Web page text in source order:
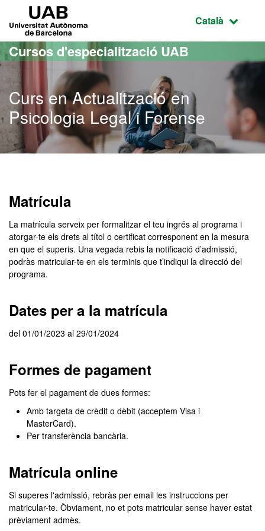
Ves al contingut principal
Ves a la navegació de la pàgina
Idioma
Català
Cursos d'especialització UAB
Curs en Actualització en
Psicologia Legal i Forense
Matrícula
La matrícula serveix per formalitzar el teu ingrés al programa i
atorgar-te els drets al títol o certificat corresponent en la mesura
en que el superis. Una vegada rebis la notificació d’admissió,
podràs matricular-te en els terminis que t’indiqui la direcció del
programa.
Dates per a la matrícula
del 01/01/2023 al 29/01/2024
Formes de pagament
Pots fer el pagament de dues formes:
Amb targeta de crèdit o dèbit (acceptem Visa i
MasterCard).
Per transferència bancària.
Matrícula online
Si superes l'admissió, rebràs per email les instruccions per
matricular-te. Òbviament, no et pots matricular sense haver estat
prèviament admès.